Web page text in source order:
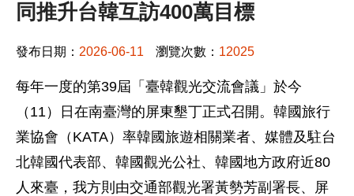
同推升台韓互訪400萬目標
發布日期： 2026-06-11 瀏覽次數： 12025
每年一度的第39屆「臺韓觀光交流會議」於今
（11）日在南臺灣的屏東墾丁正式召開。韓國旅行
業協會（KATA）率韓國旅遊相關業者、媒體及駐台
北韓國代表部、韓國觀光公社、韓國地方政府近80
人來臺，我方則由交通部觀光署黃勢芳副署長、屏